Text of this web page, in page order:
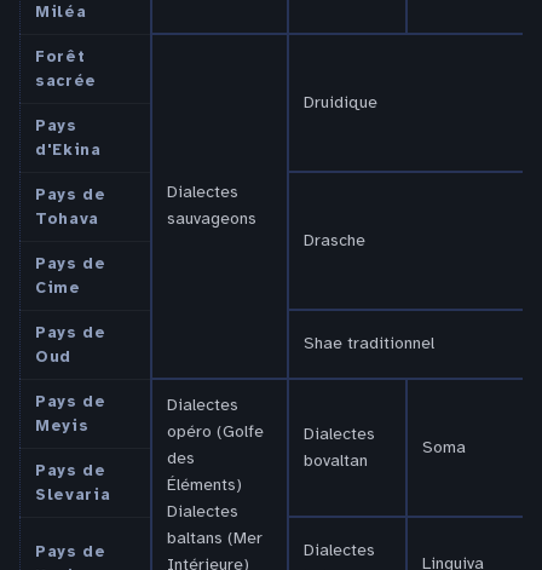
Miléa
Forêt
sacrée
Dialectes
sauvageons
Druidique
Pays
d'Ekina
Pays de
Tohava
Drasche
Pays de
Cime
Pays de
Oud
Shae traditionnel
Pays de
Meyis
Dialectes
opéro (Golfe
des
Éléments)
Dialectes
baltans (Mer
Intérieure)
Dialectes
bovaltan
Soma
Pays de
Slevaria
Pays de
Dialectes
Linguiva